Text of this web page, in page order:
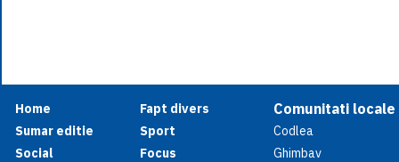
Home
Sumar editie
Social
Fapt divers
Sport
Focus
Comunitati locale
Codlea
Ghimbav